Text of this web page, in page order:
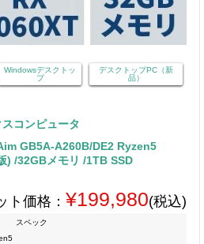
Windowsデスクトッ
プ
デスクトップPC（新
品）
コンピュータ
GB5A-A260B/DE2 Ryzen5
) /32GBメモリ /1TB SSD
ト価格： ¥199,980(税込)
スペック